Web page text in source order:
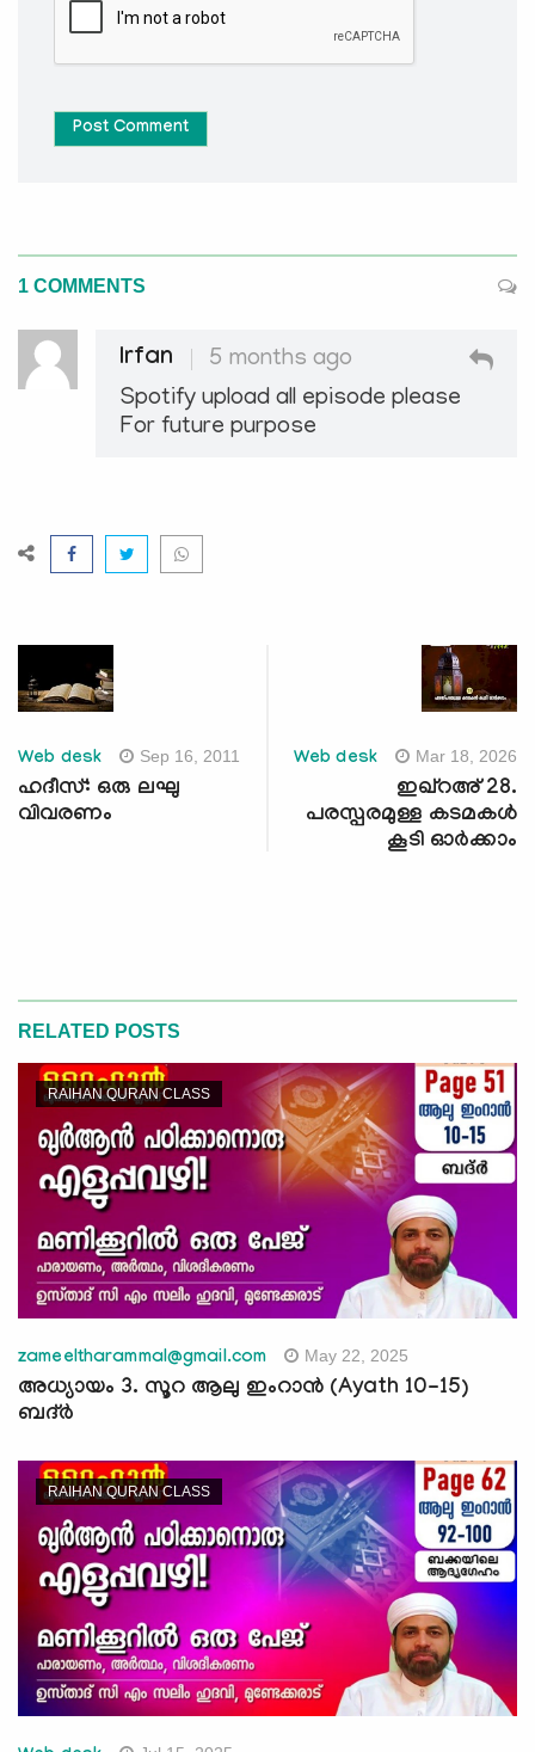
Post Comment
1 COMMENTS
Irfan
5 months ago
Spotify upload all episode please
For future purpose
Web desk Sep 16, 2011
ഹദീസ്: ഒരു ലഘു
വിവരണം
Web desk Mar 18, 2026
ഇഖ്റഅ് 28.
പരസ്പരമുള്ള കടമകള്‍
കൂടി ഓര്‍ക്കാം
RELATED POSTS
RAIHAN QURAN CLASS
zameeltharammal@gmail.com May 22, 2025
അധ്യായം 3. സൂറ ആലു ഇംറാന്‍ (Ayath 10-15)
ബദ്ർ
RAIHAN QURAN CLASS